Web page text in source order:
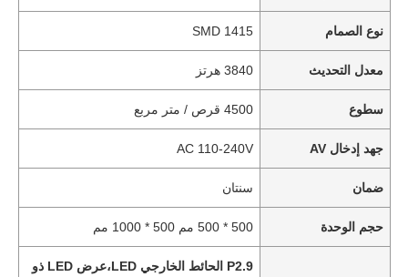
نوع الصمام SMD 1415
معدل التحديث 3840 هرتز
سطوع 4500 قرص / متر مربع
جهد إدخال AV AC 110-240V
ضمان سنتان
حجم الوحدة 500 * 500 مم 500 * 1000 مم
P2.9 الحائط الخارجي LED،عرض LED ذو